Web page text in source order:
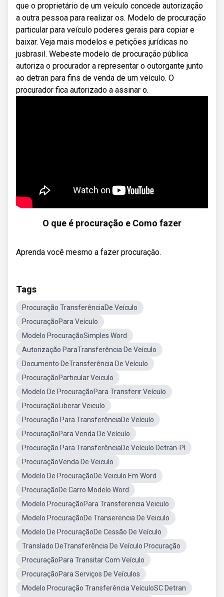
que o proprietário de um veículo concede autorização
a outra pessoa para realizar os. Modelo de procuração
particular para veículo poderes gerais para copiar e
baixar. Veja mais modelos e petições jurídicas no
jusbrasil. Webeste modelo de procuração pública
autoriza o procurador a representar o outorgante junto
ao detran para fins de venda de um veículo. O
procurador fica autorizado a assinar o.
O que é procuração e Como fazer
Aprenda você mesmo a fazer procuração.
Tags
Procuração TransferênciaDe Veículo
ProcuraçãoPara Veículo
Modelo ProcuraçãoSimples Word
Autorização ParaTransferência De Veículo
Documento DeTransferência De Veículo
ProcuraçãoParticular Veiculo
Modelo De ProcuraçãoPara Transferir Veículo
ProcuraçãoLiberar Veiculo
Procuração Para TransferênciaDe Veículo
ProcuraçãoPara Venda De Veículo
Procuração Para TransferênciaDe Veículo Detran-PI
ProcuraçãoVenda De Veiculo
Modelo De ProcuraçãoDe Veiculo Em Word
ProcuraçãoDe Carro Modelo Word
Modelo ProcuraçãoPara Transferencia Veiculo
Modelo ProcuraçãoDe Transerencia De Veiculo
Modelo De ProcuraçãoDe Cessão De Veículo
Translado DeTransferência De Veículo Procuração
ProcuraçãoPara Transitar Com Veículo
ProcuraçãoPara Serviços De Veículos
Modelo Procuração Transferência VeículoSC Detran